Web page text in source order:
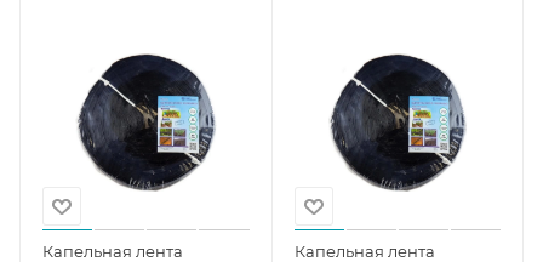
Капельная лента
Капельная лента